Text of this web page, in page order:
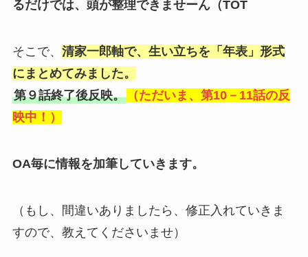
るだけでは、頭が整理できませーん（TOT
そこで、 清家一郎軸で、生い立ちを「年表」形式
にまとめてみました。
第９話終了後反映。（ただいま、第10－11話の反
映中！）
OA毎に情報を加筆していきます。
（もし、間違いありましたら、修正入れていきま
すので、教えてくださいませ）